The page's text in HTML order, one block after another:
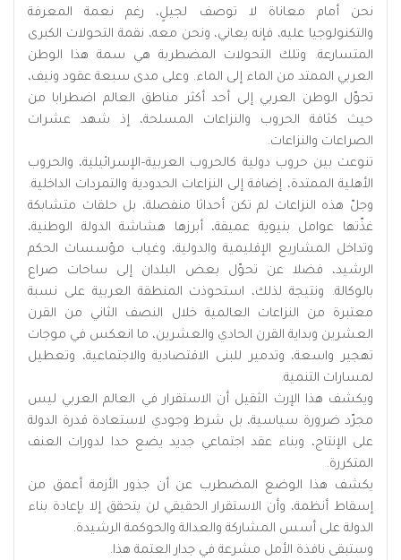
نحن أمام معاناة لا توصف لجيلٍ، رغم نعمة المعرفة
والتكنولوجيا عليه، فإنه يعاني، ونحن معه، نقمة التحولات الكبرى
المتسارعة. وتلك التحولات المضطربة هي سمة هذا الوطن
العربي الممتد من الماء إلى الماء. وعلى مدى سبعة عقود ونيف،
تحوّل الوطن العربي إلى أحد أكثر مناطق العالم اضطرابا من
حيث كثافة الحروب والنزاعات المسلحة، إذ شهد عشرات
الصراعات والنزاعات.
تنوعت بين حروب دولية كالحروب العربية–الإسرائيلية، والحروب
الأهلية الممتدة، إضافة إلى النزاعات الحدودية والتمردات الداخلية.
وجلّ هذه النزاعات لم تكن أحداثا منفصلة، بل حلقات متشابكة
غذّتها عوامل بنيوية عميقة، أبرزها هشاشة الدولة الوطنية،
وتداخل المشاريع الإقليمية والدولية، وغياب مؤسسات الحكم
الرشيد، فضلا عن تحوّل بعض البلدان إلى ساحات صراع
بالوكالة. ونتيجة لذلك، استحوذت المنطقة العربية على نسبة
معتبرة من النزاعات العالمية خلال النصف الثاني من القرن
العشرين وبداية القرن الحادي والعشرين، ما انعكس في موجات
تهجير واسعة، وتدمير للبنى الاقتصادية والاجتماعية، وتعطيل
لمسارات التنمية.
ويكشف هذا الإرث الثقيل أن الاستقرار في العالم العربي ليس
مجرّد ضرورة سياسية، بل شرط وجودي لاستعادة قدرة الدولة
على الإنتاج، وبناء عقد اجتماعي جديد يضع حدا لدورات العنف
المتكررة.
يكشف هذا الوضع المضطرب عن أن جذور الأزمة أعمق من
إسقاط أنظمة، وأن الاستقرار الحقيقي لن يتحقق إلا بإعادة بناء
الدولة على أسس المشاركة والعدالة والحوكمة الرشيدة.
وستبقى نافذة الأمل مشرعة في جدار العتمة هذا.